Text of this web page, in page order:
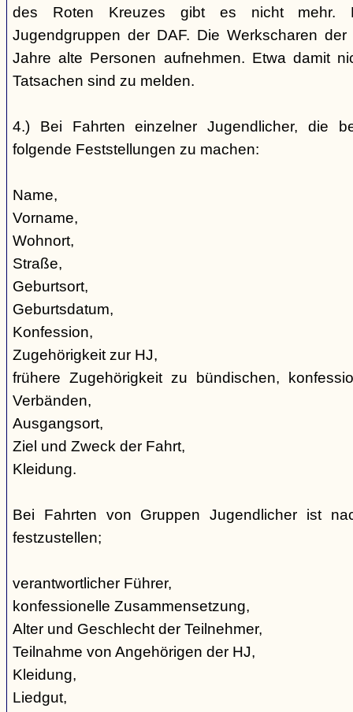
des Roten Kreuzes gibt es nicht mehr.
Jugendgruppen der DAF. Die Werkscharen
Jahre alte Personen aufnehmen. Etwa damit
Tatsachen sind zu melden.
4.) Bei Fahrten einzelner Jugendlicher, die
folgende Feststellungen zu machen:
Name,
Vorname,
Wohnort,
Straße,
Geburtsort,
Geburtsdatum,
Konfession,
Zugehörigkeit zur HJ,
frühere Zugehörigkeit zu bündischen,
Verbänden,
Ausgangsort,
Ziel und Zweck der Fahrt,
Kleidung.
Bei Fahrten von Gruppen Jugendlicher ist
festzustellen;
verantwortlicher Führer,
konfessionelle Zusammensetzung,
Alter und Geschlecht der Teilnehmer,
Teilnahme von Angehörigen der HJ,
Kleidung,
Liedgut,